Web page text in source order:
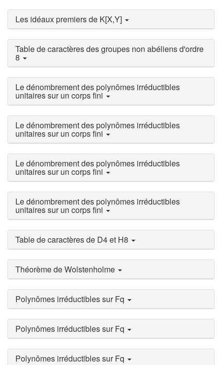
Les idéaux premiers de K[X,Y]
Table de caractères des groupes non abéliens d'ordre
8
Le dénombrement des polynômes irréductibles
unitaires sur un corps fini
Le dénombrement des polynômes irréductibles
unitaires sur un corps fini
Le dénombrement des polynômes irréductibles
unitaires sur un corps fini
Le dénombrement des polynômes irréductibles
unitaires sur un corps fini
Table de caractères de D4 et H8
Théorème de Wolstenholme
Polynômes irréductibles sur Fq
Polynômes irréductibles sur Fq
Polynômes irréductibles sur Fq